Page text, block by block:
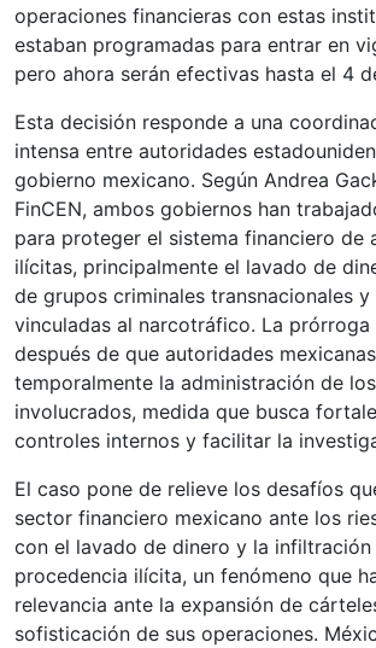
operaciones financieras con estas
estaban programadas para entrar en
pero ahora serán efectivas hasta el 4
Esta decisión responde a una
intensa entre autoridades
gobierno mexicano. Según Andrea
FinCEN, ambos gobiernos han
para proteger el sistema financiero de
ilícitas, principalmente el lavado de
de grupos criminales transnacionales
vinculadas al narcotráfico. La prórroga
después de que autoridades
temporalmente la administración de
involucrados, medida que busca
controles internos y facilitar la
El caso pone de relieve los desafíos
sector financiero mexicano ante los
con el lavado de dinero y la
procedencia ilícita, un fenómeno que
relevancia ante la expansión de
sofisticación de sus operaciones.